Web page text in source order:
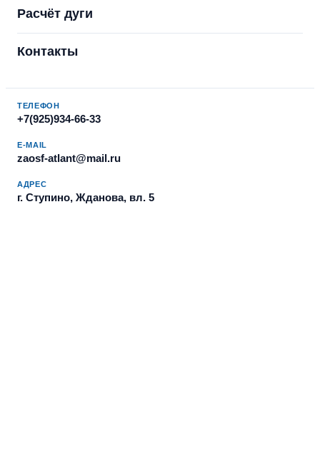
Расчёт дуги
Контакты
ТЕЛЕФОН
+7(925)934-66-33
E-MAIL
zaosf-atlant@mail.ru
АДРЕС
г. Ступино, Жданова, вл. 5